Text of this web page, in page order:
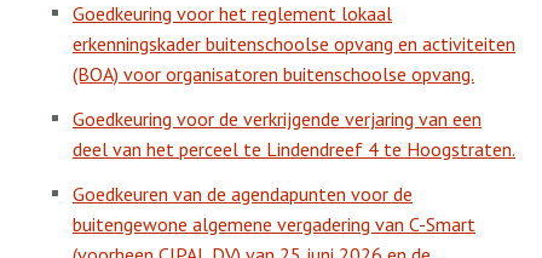
Goedkeuring voor het reglement lokaal
erkenningskader buitenschoolse opvang en activiteiten
(BOA) voor organisatoren buitenschoolse opvang.
Goedkeuring voor de verkrijgende verjaring van een
deel van het perceel te Lindendreef 4 te Hoogstraten.
Goedkeuren van de agendapunten voor de
buitengewone algemene vergadering van C-Smart